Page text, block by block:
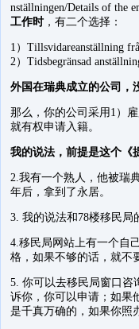
nställningen/Details of the
工作时，有二个选择：
1）Tillsvidareanställning
2）Tidsbegränsad
外国在瑞典成立的公司，
那么，你的公司采用1）
就有权申请入籍。
我的说法，前提是这个《
2.我有一个熟人，他被瑞
年后，拿到了永居。
3. 我的说法和78楼移民局
4.移民局网站上有一个自
格，如果不够的话，就不
5. 你可以去移民局窗口咨
诉你，你可以申请；如果
是千真万确的，如果你照